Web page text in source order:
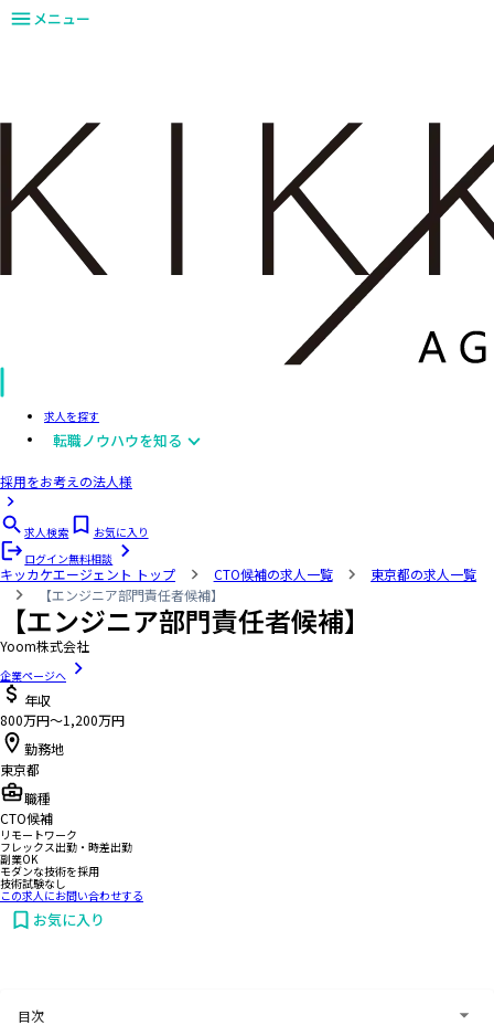
メニュー
求人を探す
転職ノウハウを知る
採用をお考えの法人様
求人検索
お気に入り
ログイン無料相談
キッカケエージェント トップ CTO候補の求人一覧
東京都の求人一覧
【エンジニア部門責任者候補】
【エンジニア部門責任者候補】
Yoom株式会社
企業ページへ
年収
800万円〜1,200万円
勤務地
東京都
職種
CTO候補
リモートワーク
フレックス出勤・時差出勤
副業OK
モダンな技術を採用
技術試験なし
この求人にお問い合わせする
お気に入り
目次